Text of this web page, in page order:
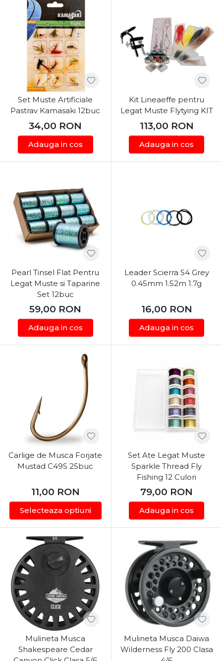
Set Muste Artificiale
Pastrav Kamasaki 12buc
34,00 RON
Adauga in cos
Kit Lineaeffe pentru
Legat Muste Flytying KIT
113,00 RON
Adauga in cos
Pearl Tinsel Flat Pentru
Legat Muste si Taparine
Set 12buc
59,00 RON
Adauga in cos
Leader Scierra S4 Grey
0.45mm 1.52m 1.7g
16,00 RON
Adauga in cos
Carlige de Musca Forjate
Mustad C49S 25buc
11,00 RON
Selecteaza optiuni
Set Ate Legat Muste
Sparkle Thread Fly
Fishing 12 Culori
79,00 RON
Adauga in cos
Mulineta Musca
Shakespeare Cedar
Mulineta Musca Daiwa
Wilderness Fly 200 Clasa